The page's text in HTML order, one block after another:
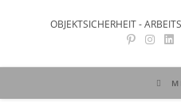
OBJEKTSICHERHEIT -